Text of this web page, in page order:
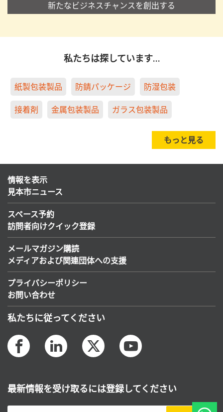
新たなビジネスチャンスを創出する
私たちは探しています…
紙製包装製品 防錆パッケージ 防湿包装
接着剤 金属包装製品 ガラス包装製品
もっと見る
情報を表示
見本市ニュース
スペース予約
訪問者向けクイック登録
メールマガジン購読
メディアおよび関連団体への支援
プライバシーポリシー
お問い合わせ
私たちに従ってください
最新情報を受け取るには登録してください